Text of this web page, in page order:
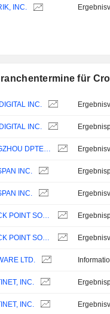
INC.
für
INC.
INC.
INC.
INC.
LTD.
INC.
INC.